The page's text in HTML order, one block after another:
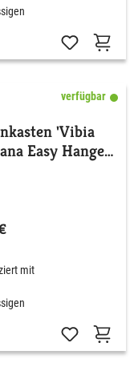
verfügbar
'Vibia
Easy Hanger'
mit